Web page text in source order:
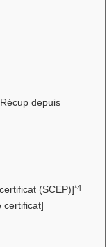
depuis
(SCEP)]*4
certificat]